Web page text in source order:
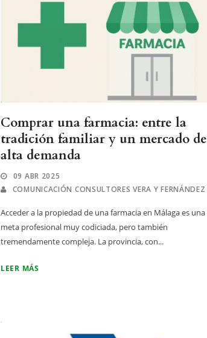
Comprar una farmacia: entre la
tradición familiar y un mercado de
alta demanda
09 ABR 2025
COMUNICACIÓN CONSULTORES VERA Y FERNÁNDEZ
Acceder a la propiedad de una farmacia en Málaga es una
meta profesional muy codiciada, pero también
tremendamente compleja. La provincia, con...
LEER MÁS